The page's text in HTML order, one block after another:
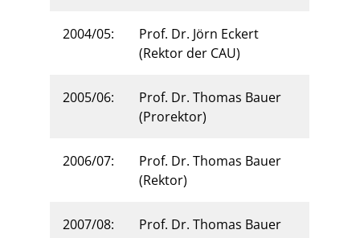
2004/05:
Prof. Dr. Jörn Eckert
(Rektor der CAU)
2005/06:
Prof. Dr. Thomas Bauer
(Prorektor)
2006/07:
Prof. Dr. Thomas Bauer
(Rektor)
2007/08:
Prof. Dr. Thomas Bauer